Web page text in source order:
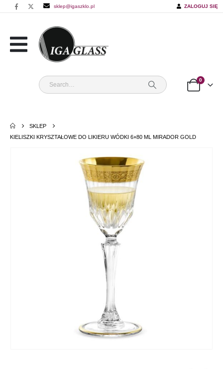
sklep@igaszklo.pl ZALOGUJ SIĘ
0
SKLEP
KIELISZKI KRYSZTAŁOWE DO LIKIERU WÓDKI 6×80 ML MIRADOR GOLD